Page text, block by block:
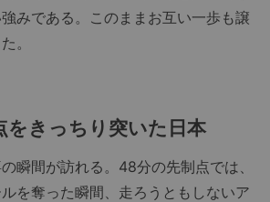
みである。このままお互い一歩も譲
。
をきっちり突いた日本
瞬間が訪れる。48分の先制点では、
を奪った瞬間、走ろうともしないア